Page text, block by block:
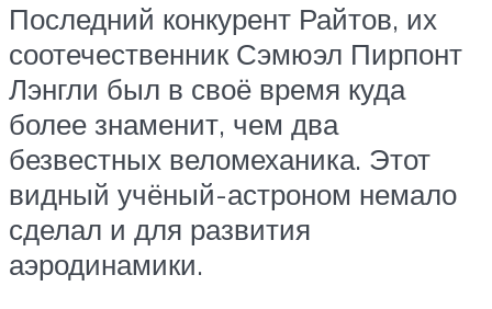
Последний конкурент Райтов, их
соотечественник Сэмюэл Пирпонт
Лэнгли был в своё время куда
более знаменит, чем два
безвестных веломеханика. Этот
видный учёный-астроном немало
сделал и для развития
аэродинамики.